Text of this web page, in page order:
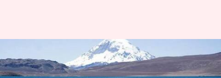
チリのラウカ国立公園: 多様な
山頂と野生動物の道